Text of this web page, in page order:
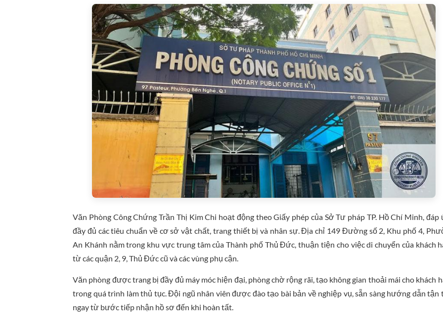
Văn Phòng Công Chứng Trần Thị Kim Chi hoạt động theo Giấy phép của Sở Tư pháp TP. Hồ Chí Minh, đáp
đầy đủ các tiêu chuẩn về cơ sở vật chất, trang thiết bị và nhân sự. Địa chỉ 149 Đường số 2, Khu phố 4,
An Khánh nằm trong khu vực trung tâm của Thành phố Thủ Đức, thuận tiện cho việc di chuyển của khách
từ các quận 2, 9, Thủ Đức cũ và các vùng phụ cận.
Văn phòng được trang bị đầy đủ máy móc hiện đại, phòng chờ rộng rãi, tạo không gian thoải mái cho khách
trong quá trình làm thủ tục. Đội ngũ nhân viên được đào tạo bài bản về nghiệp vụ, sẵn sàng hướng dẫn tận
ngay từ bước tiếp nhận hồ sơ đến khi hoàn tất.